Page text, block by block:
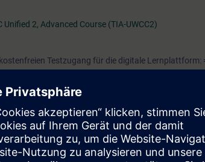
Unified 2, Advanced Course (TIA-UWCC2)
Testzugang für die digitale Lernplattform:
web-based Trainings. Der Testzeitraum endet
Präsenzkurs folgenden Lernweg zu